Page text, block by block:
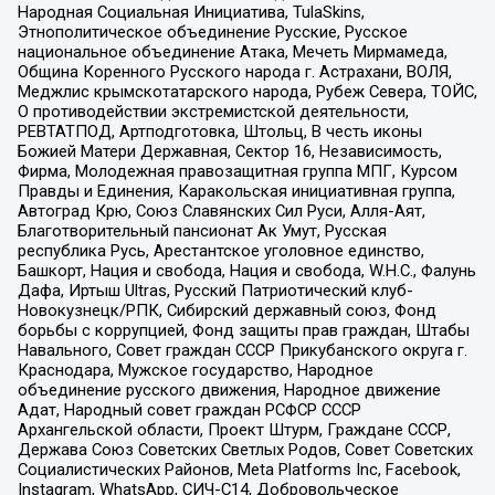
Народная Социальная Инициатива, TulaSkins,
Этнополитическое объединение Русские, Русское
национальное объединение Атака, Мечеть Мирмамеда,
Община Коренного Русского народа г. Астрахани, ВОЛЯ,
Меджлис крымскотатарского народа, Рубеж Севера, ТОЙС,
О противодействии экстремистской деятельности,
РЕВТАТПОД, Артподготовка, Штольц, В честь иконы
Божией Матери Державная, Сектор 16, Независимость,
Фирма, Молодежная правозащитная группа МПГ, Курсом
Правды и Единения, Каракольская инициативная группа,
Автоград Крю, Союз Славянских Сил Руси, Алля-Аят,
Благотворительный пансионат Ак Умут, Русская
республика Русь, Арестантское уголовное единство,
Башкорт, Нация и свобода, Нация и свобода, W.H.С., Фалунь
Дафа, Иртыш Ultras, Русский Патриотический клуб-
Новокузнецк/РПК, Сибирский державный союз, Фонд
борьбы с коррупцией, Фонд защиты прав граждан, Штабы
Навального, Совет граждан СССР Прикубанского округа г.
Краснодара, Мужское государство, Народное
объединение русского движения, Народное движение
Адат, Народный совет граждан РСФСР СССР
Архангельской области, Проект Штурм, Граждане СССР,
Держава Союз Советских Светлых Родов, Совет Советских
Социалистических Районов, Meta Platforms Inc, Facebook,
Instagram, WhatsApp, СИЧ-С14, Добровольческое